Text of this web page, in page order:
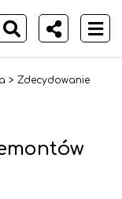
> Zdecydowanie